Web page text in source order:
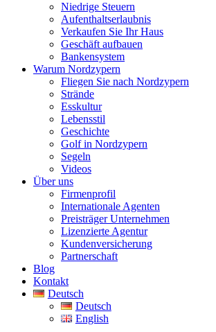
Niedrige Steuern
Aufenthaltserlaubnis
Verkaufen Sie Ihr Haus
Geschäft aufbauen
Bankensystem
Warum Nordzypern
Fliegen Sie nach Nordzypern
Strände
Esskultur
Lebensstil
Geschichte
Golf in Nordzypern
Segeln
Videos
Über uns
Firmenprofil
Internationale Agenten
Preisträger Unternehmen
Lizenzierte Agentur
Kundenversicherung
Partnerschaft
Blog
Kontakt
Deutsch
Deutsch
English